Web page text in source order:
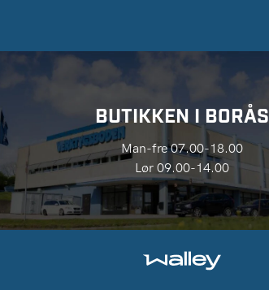
BUTIKKEN I BORÅS
Man-fre 07.00-18.00
Lør 09.00-14.00